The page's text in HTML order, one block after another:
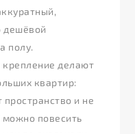
дешёвой
полу.
крепление делают
квартир:
и не
можно повесить